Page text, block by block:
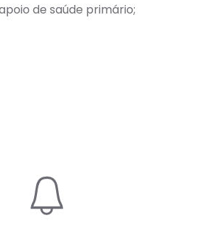
de saúde primário;